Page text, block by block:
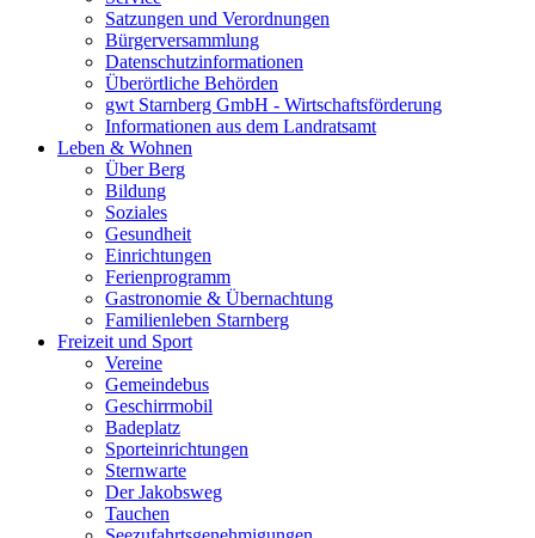
Satzungen und Verordnungen
Bürgerversammlung
Datenschutzinformationen
Überörtliche Behörden
gwt Starnberg GmbH - Wirtschaftsförderung
Informationen aus dem Landratsamt
Leben & Wohnen
Über Berg
Bildung
Soziales
Gesundheit
Einrichtungen
Ferienprogramm
Gastronomie & Übernachtung
Familienleben Starnberg
Freizeit und Sport
Vereine
Gemeindebus
Geschirrmobil
Badeplatz
Sporteinrichtungen
Sternwarte
Der Jakobsweg
Tauchen